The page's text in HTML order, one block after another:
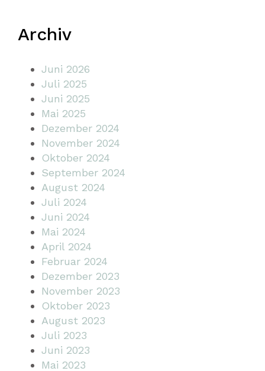
Archiv
Juni 2026
Juli 2025
Juni 2025
Mai 2025
Dezember 2024
November 2024
Oktober 2024
September 2024
August 2024
Juli 2024
Juni 2024
Mai 2024
April 2024
Februar 2024
Dezember 2023
November 2023
Oktober 2023
August 2023
Juli 2023
Juni 2023
Mai 2023